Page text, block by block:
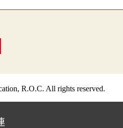
R.O.C. All rights reserved.